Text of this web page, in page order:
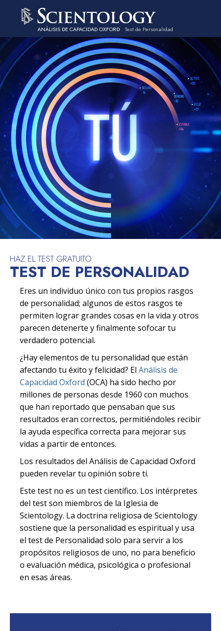
ANÁLISIS DE CAPACIDAD OXFORD Test de Personalidad
HAZ EL TEST GRATUITO
TEST DE PERSONALIDAD
Eres un individuo único con tus propios rasgos
de personalidad; algunos de estos rasgos te
permiten lograr grandes cosas en la vida y otros
parecen detenerte y finalmente sofocar tu
verdadero potencial.
¿Hay elementos de tu personalidad que están
afectando tu éxito y felicidad? El Análisis de
Capacidad Oxford (OCA) ha sido hecho por
millones de personas desde 1960 con muchos
que han reportado que pensaban que sus
resultados eran correctos, permitiéndoles recibir
la ayuda específica correcta para mejorar sus
vidas a partir de entonces.
Los resultados del Análisis de Capacidad Oxford
pueden revelar tu opinión sobre ti.
Este test no es un test científico. Los intérpretes
del test son miembros de la Iglesia de
Scientology. La doctrina religiosa de Scientology
sostiene que la personalidad es espiritual y usa
el test de Personalidad solo para servir a los
propósitos religiosos de uno, no para beneficio
o evaluación médica, psicológica o profesional
en esas áreas.